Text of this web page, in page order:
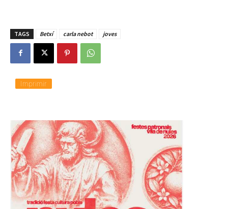
TAGS Betxí carla nebot joves
Imprimir